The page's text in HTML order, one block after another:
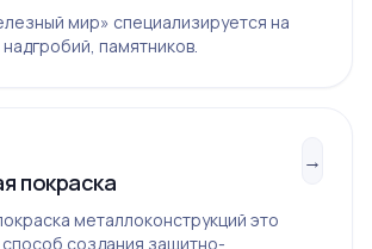
мир» специализируется на
памятников.
покраска
металлоконструкций это
создания защитно-
→